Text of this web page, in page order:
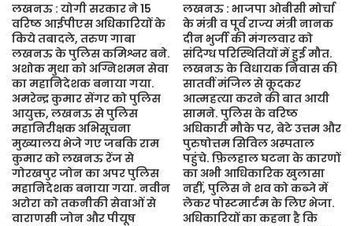
लखनऊ : योगी सरकार ने 15
वरिष्ठ आईपीएस अधिकारियों के
किये तबादले, तरुण गाबा
लखनऊ के पुलिस कमिश्नर बने.
अशोक मुथा को अग्निशमन सेवा
का महानिदेशक बनाया गया.
अमरेन्द्र कुमार सेंगर को पुलिस
आयुक्त, लखनऊ से पुलिस
महानिरीक्षक अभिसूचना
मुख्यालय भेजे गए जबकि राम
कुमार को लखनऊ रेंज से
गोरखपुर जोन का अपर पुलिस
महानिदेशक बनाया गया. नवीन
अरोरा को तकनीकी सेवाओं से
वाराणसी जोन और पीयूष
लखनऊ : भाजपा ओबीसी मोर्चा
के मंत्री व पूर्व राज्य मंत्री नानक
दीन भुर्जी की मंगलवार को
संदिग्ध परिस्थितियों में हुई मौत.
लखनऊ के विधायक निवास की
सातवीं मंजिल से कूदकर
आत्महत्या करने की बात आयी
सामने. पुलिस के वरिष्ठ
अधिकारी मौके पर, बेटे उत्तम और
पुरुषोत्तम सिविल अस्पताल
पहुंचे. फ़िलहाल घटना के कारणों
का अभी आधिकारिक खुलासा
नहीं, पुलिस ने शव को कब्जे में
लेकर पोस्टमार्टम के लिए भेजा.
अधिकारियों का कहना है कि